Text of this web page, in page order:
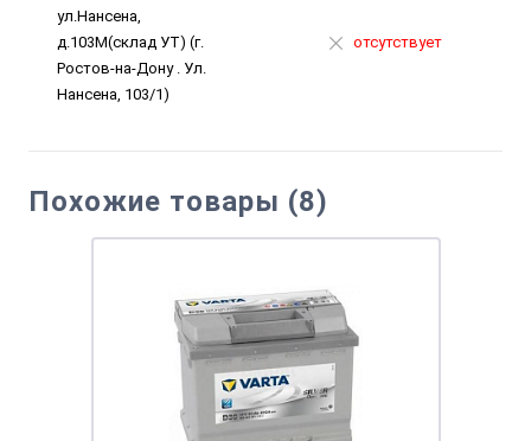
ул.Нансена,
д.103М(склад УТ) (г.
Ростов-на-Дону . Ул.
Нансена, 103/1)
отсутствует
Похожие товары (8)